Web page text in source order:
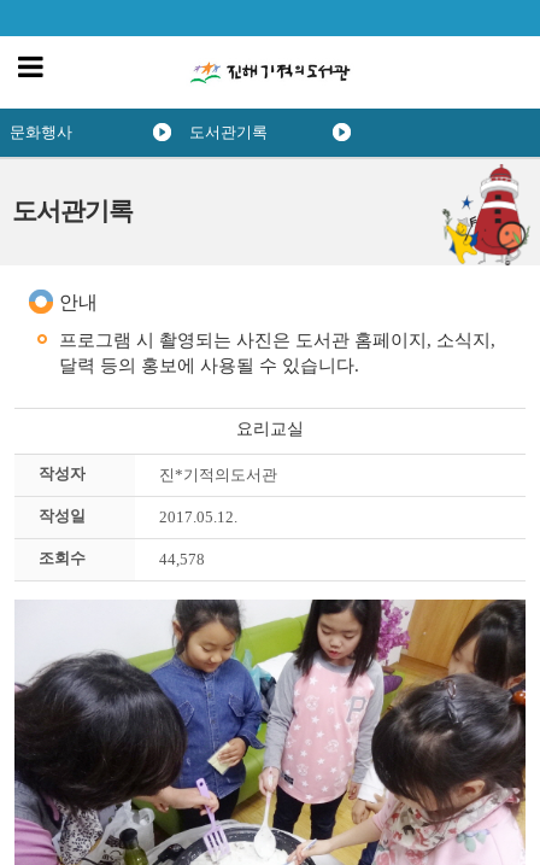
도서관기록
문화행사 도서관기록
안내
프로그램 시 촬영되는 사진은 도서관 홈페이지, 소식지,
달력 등의 홍보에 사용될 수 있습니다.
요리교실
작성자 진*기적의도서관
작성일 2017.05.12.
조회수 44,578